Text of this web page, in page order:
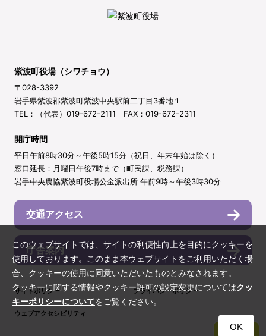
紫波町役場（シワチョウ）
〒028-3392
岩手県紫波郡紫波町紫波中央駅前二丁目3番地１
TEL：（代表）019-672-2111 FAX：019-672-2311
開庁時間
平日午前8時30分～午後5時15分（祝日、年末年始は除く）
窓口延長：月曜日午後7時まで（町民課、税務課）
岩手中央農協紫波町役場公金派出所 午前9時～午後3時30分
交通アクセス
庁舎案内
サイトポリシー プライバシーポリシー
ウェブアクセシビリティ
TOP
このウェブサイトでは、サイトの利便性向上を目的にクッキーを
使用しております。このまま本ウェブサイトをご利用いただく場
合、クッキーの使用に同意いただいたものとみなされます。
クッキーに関する情報やクッキー許可の設定変更についてはクッ
キーポリシーについてをご覧ください。
OK